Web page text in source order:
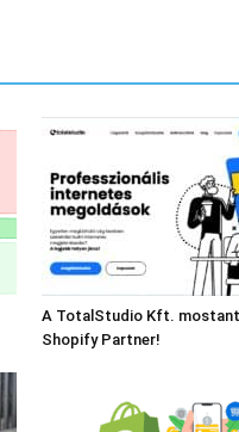
A TotalStudio Kft.
Shopify Partner!